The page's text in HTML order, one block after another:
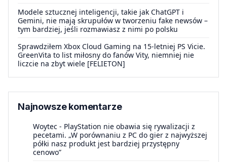
Modele sztucznej inteligencji, takie jak ChatGPT i
Gemini, nie mają skrupułów w tworzeniu fake newsów –
tym bardziej, jeśli rozmawiasz z nimi po polsku
Sprawdziłem Xbox Cloud Gaming na 15-letniej PS Vicie.
GreenVita to list miłosny do fanów Vity, niemniej nie
liczcie na zbyt wiele [FELIETON]
Najnowsze komentarze
Woytec - PlayStation nie obawia się rywalizacji z
pecetami. „W porównaniu z PC do gier z najwyższej
półki nasz produkt jest bardziej przystępny
cenowo”